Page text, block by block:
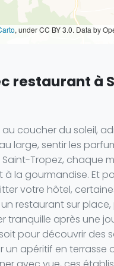
, under CC BY 3.0. Data by
restaurant à
au coucher du soleil,
large, sentir les
Saint-Tropez, chaque
à la gourmandise. Et
votre hôtel,
restaurant sur
tranquille après une
pour découvrir des
un apéritif en terrasse